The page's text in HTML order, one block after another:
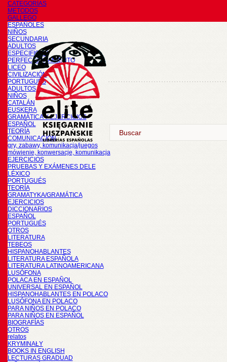
CATEGORÍAS
METODOS
GALLEGO
ESPAÑOLES
NIÑOS
SECUNDARIA
ADULTOS
ESPECIFICOS
PERFECCIONAMIENTO
LICEO
CIVILIZACIÓN
PORTUGUÉS
ADULTOS
NIÑOS
CATALÁN
EUSKERA
GRAMÁTICA Y EJERCICIOS
ESPAÑOL
TEORÍA
COMUNICACIÓN
gry, zabawy, komunikacja/juegos
mówienie, konwersacje, komunikacja
EJERCICIOS
PRUEBAS Y EXÁMENES DELE
LÉXICO
PORTUGUÉS
TEORÍA
GRAMATYKA/GRAMÁTICA
EJERCICIOS
DICCIONARIOS
ESPAÑOL
PORTUGUÉS
OTROS
LITERATURA
TEBEOS
HISPANOHABLANTES
LITERATURA ESPAÑOLA
LITERATURA LATINOAMERICANA
LUSÓFONA
POLACA EN ESPAÑOL
UNIVERSAL EN ESPAÑOL
HISPANOHABLANTES EN POLACO
LUSÓFONA EN POLACO
PARA NIÑOS EN POLACO
PARA NIÑOS EN ESPAÑOL
BIOGRAFÍAS
OTROS
relatos
KRYMINAŁY
BOOKS IN ENGLISH
LECTURAS GRADUAD